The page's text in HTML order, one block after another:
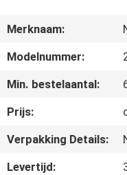
OVER
Merknaam:
Modelnummer:
Min. bestelaantal:
Prijs:
Verpakking Details:
Levertijd: